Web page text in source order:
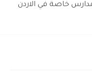
خاصة في الاردن